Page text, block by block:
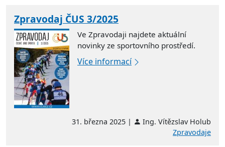
Zpravodaj ČUS 3/2025
Ve Zpravodaji najdete aktuální
novinky ze sportovního prostředí.
Více informací
31. března 2025 |
Ing. Vítězslav Holub
Zpravodaje